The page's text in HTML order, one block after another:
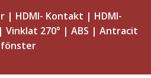
| HDMI- Kontakt | HDMI-
270° | ABS | Antracit